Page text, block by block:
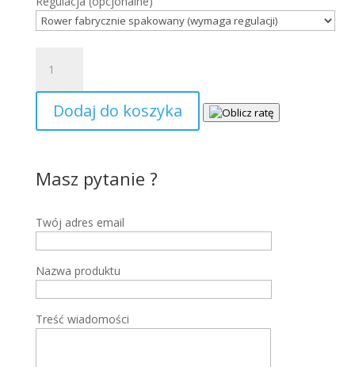
STORM
QUEEN
LADY
2V
Dodaj do koszyka
Masz pytanie ?
Twój adres email
Nazwa produktu
Treść wiadomości